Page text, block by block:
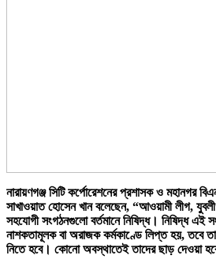
নারায়ণগঞ্জ সিটি কর্পোরেশনের প্রশাসক ও মহানগর
সাখাওয়াত হোসেন খান বলেছেন, “আওয়ামী লীগ,
সহযোগী সংগঠনগুলো বর্তমানে নিষিদ্ধ। নিষিদ্ধ
নাশকতামূলক বা অরাজক কর্মকাণ্ডে লিপ্ত হয়, তবে
নিতে হবে। কোনো অবস্থাতেই তাদের ছাড় দেওয়া